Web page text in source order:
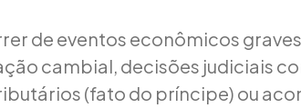
de eventos econômicos
cambial, decisões judiciais
(fato do príncipe) ou